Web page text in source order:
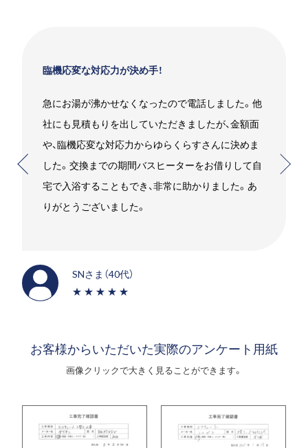
臨機応変な対応力が決め手！
急にお湯が沸かせなくなったので電話しました。他
社にも見積もりを出していただきましたが、金額面
や、臨機応変な対応力からゆらくらすさんに決めま
した。交換までの期間バスヒーターをお借りして自
宅で入浴することもでき、非常に助かりました。あ
りがとうございました。
SNさま（40代）
★★★★★
お客様からいただいた実際のアンケート用紙
画像クリックで大きく見ることができます。